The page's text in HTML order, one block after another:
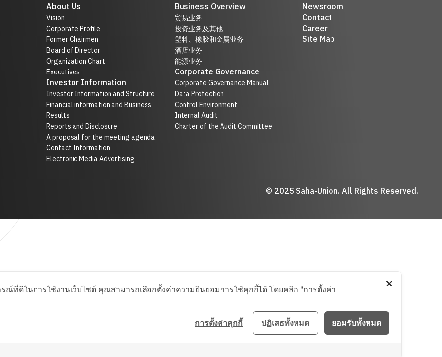
About Us
Vision
Corporate Profile
Former Chairmen
Board of Director
Organization Chart
Executives
Investor Information
Investor Information and Structure
Financial information and Business
Results
Reports and Disclosure
A proposal for the meeting agenda
Contact Information
Electronic Media Advertising
Business Overview
贸易业务
投资业务及其他
塑料、橡胶和金属业务
酒店业务
能源业务
Corporate Governance
Corporate Governance Manual
Data Protection
Control Environment
Internal Audit
Charter of the Audit Committee
Newsroom
Contact
Career
Site Map
© 2025 Saha-Union. All Rights Reserved.
ณ์ที่ดีในการใช้งานเว็บไซต์ คุณสามารถเลือกตั้งค่าความยินยอมการใช้คุกกี้ได้ โดยคลิก "การตั้งค่า
ปฏิเสธทั้งหมด ยอมรับทั้งหมด
การตั้งค่าคุกกี้